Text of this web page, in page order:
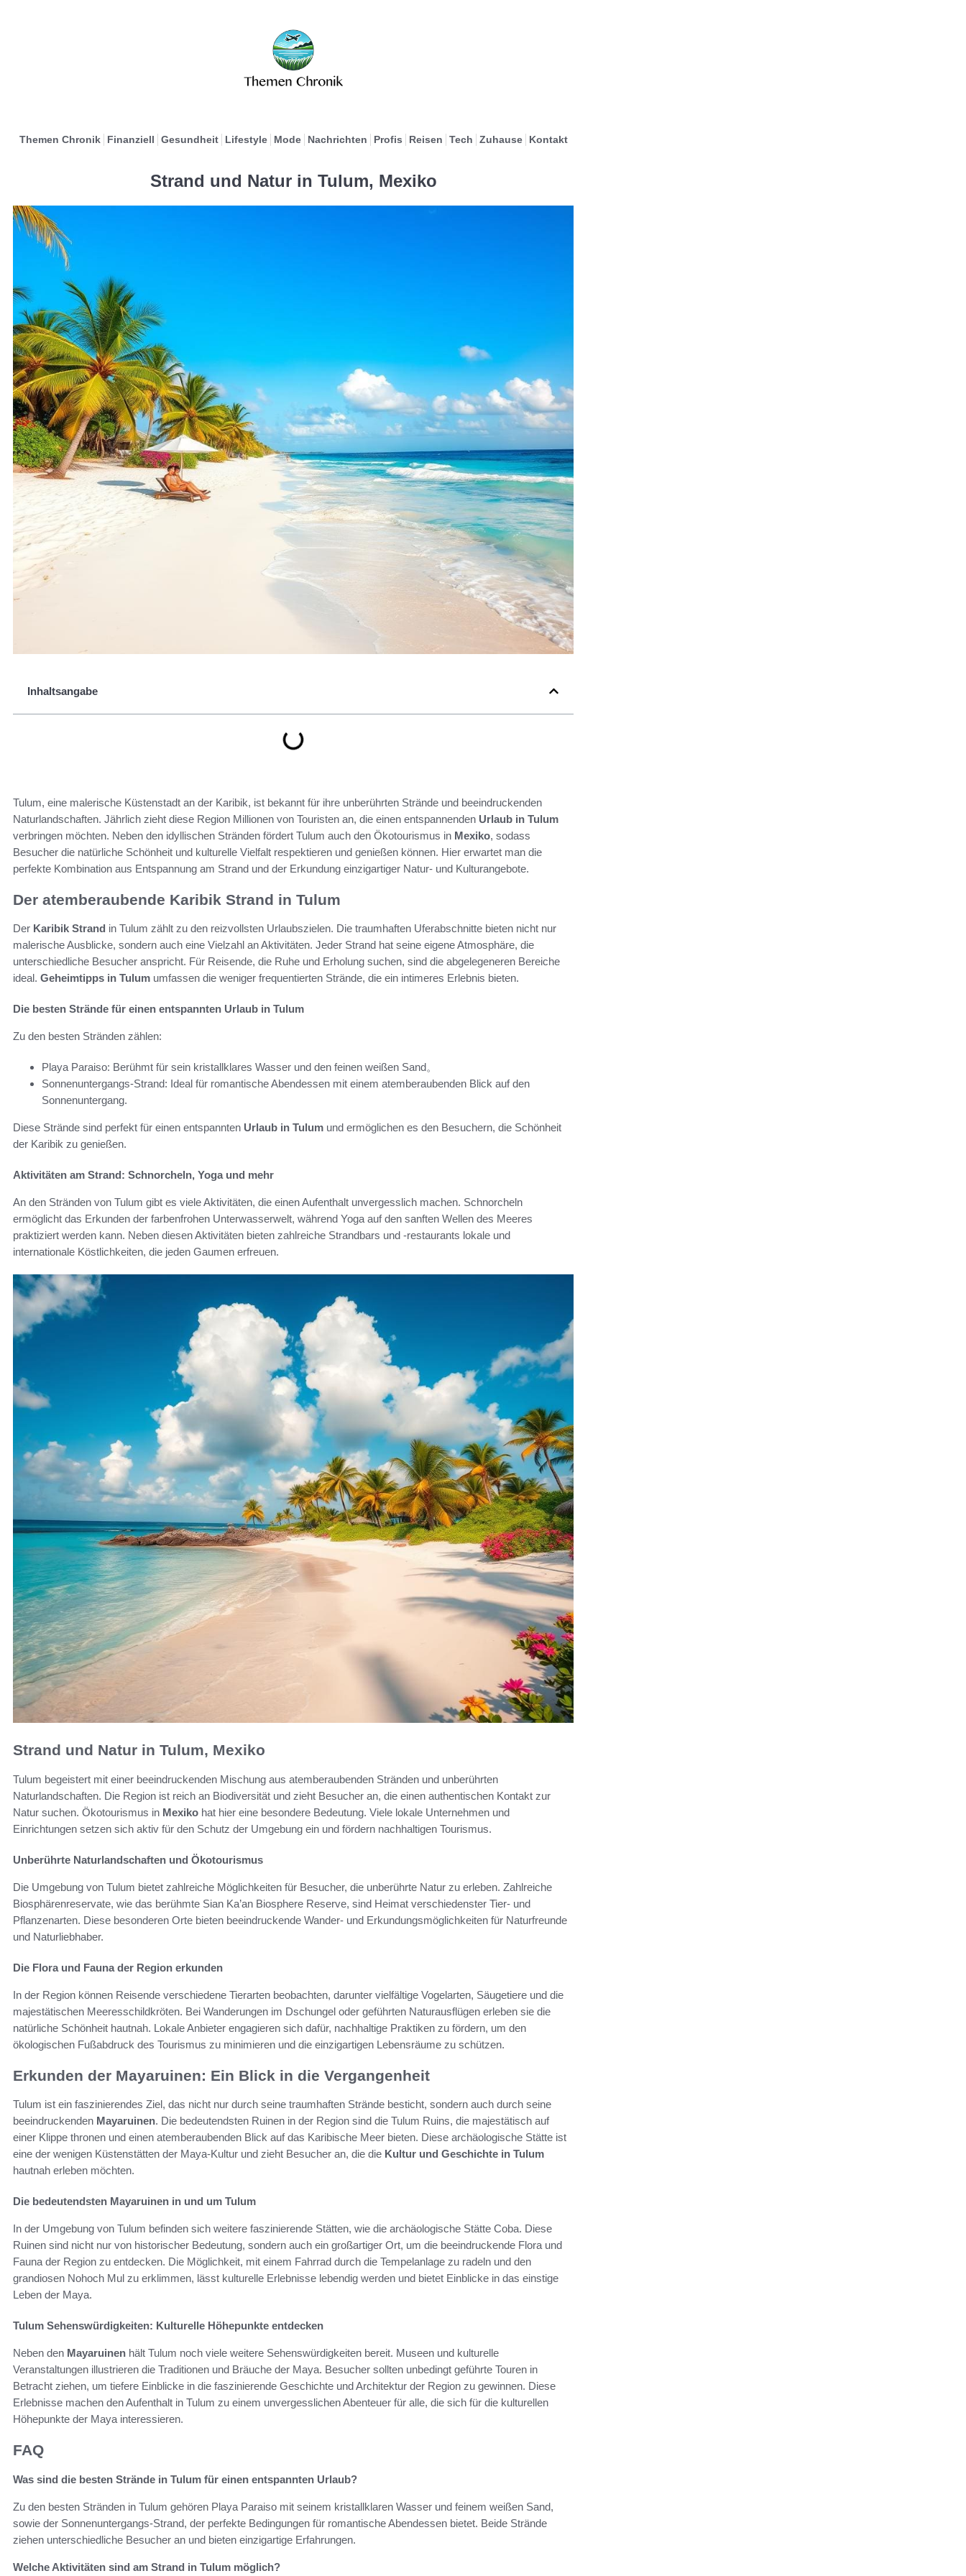
Themen Chronik Finanziell Gesundheit Lifestyle Mode Nachrichten Profis Reisen Tech Zuhause Kontakt
Strand und Natur in Tulum, Mexiko
Inhaltsangabe
Tulum, eine malerische Küstenstadt an der Karibik, ist bekannt für ihre unberührten Strände und beeindruckenden
Naturlandschaften. Jährlich zieht diese Region Millionen von Touristen an, die einen entspannenden Urlaub in Tulum
verbringen möchten. Neben den idyllischen Stränden fördert Tulum auch den Ökotourismus in Mexiko, sodass
Besucher die natürliche Schönheit und kulturelle Vielfalt respektieren und genießen können. Hier erwartet man die
perfekte Kombination aus Entspannung am Strand und der Erkundung einzigartiger Natur- und Kulturangebote.
Der atemberaubende Karibik Strand in Tulum
Der Karibik Strand in Tulum zählt zu den reizvollsten Urlaubszielen. Die traumhaften Uferabschnitte bieten nicht nur
malerische Ausblicke, sondern auch eine Vielzahl an Aktivitäten. Jeder Strand hat seine eigene Atmosphäre, die
unterschiedliche Besucher anspricht. Für Reisende, die Ruhe und Erholung suchen, sind die abgelegeneren Bereiche
ideal. Geheimtipps in Tulum umfassen die weniger frequentierten Strände, die ein intimeres Erlebnis bieten.
Die besten Strände für einen entspannten Urlaub in Tulum
Zu den besten Stränden zählen:
Playa Paraiso: Berühmt für sein kristallklares Wasser und den feinen weißen Sand。
Sonnenuntergangs-Strand: Ideal für romantische Abendessen mit einem atemberaubenden Blick auf den
Sonnenuntergang.
Diese Strände sind perfekt für einen entspannten Urlaub in Tulum und ermöglichen es den Besuchern, die Schönheit
der Karibik zu genießen.
Aktivitäten am Strand: Schnorcheln, Yoga und mehr
An den Stränden von Tulum gibt es viele Aktivitäten, die einen Aufenthalt unvergesslich machen. Schnorcheln
ermöglicht das Erkunden der farbenfrohen Unterwasserwelt, während Yoga auf den sanften Wellen des Meeres
praktiziert werden kann. Neben diesen Aktivitäten bieten zahlreiche Strandbars und -restaurants lokale und
internationale Köstlichkeiten, die jeden Gaumen erfreuen.
Strand und Natur in Tulum, Mexiko
Tulum begeistert mit einer beeindruckenden Mischung aus atemberaubenden Stränden und unberührten
Naturlandschaften. Die Region ist reich an Biodiversität und zieht Besucher an, die einen authentischen Kontakt zur
Natur suchen. Ökotourismus in Mexiko hat hier eine besondere Bedeutung. Viele lokale Unternehmen und
Einrichtungen setzen sich aktiv für den Schutz der Umgebung ein und fördern nachhaltigen Tourismus.
Unberührte Naturlandschaften und Ökotourismus
Die Umgebung von Tulum bietet zahlreiche Möglichkeiten für Besucher, die unberührte Natur zu erleben. Zahlreiche
Biosphärenreservate, wie das berühmte Sian Ka’an Biosphere Reserve, sind Heimat verschiedenster Tier- und
Pflanzenarten. Diese besonderen Orte bieten beeindruckende Wander- und Erkundungsmöglichkeiten für Naturfreunde
und Naturliebhaber.
Die Flora und Fauna der Region erkunden
In der Region können Reisende verschiedene Tierarten beobachten, darunter vielfältige Vogelarten, Säugetiere und die
majestätischen Meeresschildkröten. Bei Wanderungen im Dschungel oder geführten Naturausflügen erleben sie die
natürliche Schönheit hautnah. Lokale Anbieter engagieren sich dafür, nachhaltige Praktiken zu fördern, um den
ökologischen Fußabdruck des Tourismus zu minimieren und die einzigartigen Lebensräume zu schützen.
Erkunden der Mayaruinen: Ein Blick in die Vergangenheit
Tulum ist ein faszinierendes Ziel, das nicht nur durch seine traumhaften Strände besticht, sondern auch durch seine
beeindruckenden Mayaruinen. Die bedeutendsten Ruinen in der Region sind die Tulum Ruins, die majestätisch auf
einer Klippe thronen und einen atemberaubenden Blick auf das Karibische Meer bieten. Diese archäologische Stätte ist
eine der wenigen Küstenstätten der Maya-Kultur und zieht Besucher an, die die Kultur und Geschichte in Tulum
hautnah erleben möchten.
Die bedeutendsten Mayaruinen in und um Tulum
In der Umgebung von Tulum befinden sich weitere faszinierende Stätten, wie die archäologische Stätte Coba. Diese
Ruinen sind nicht nur von historischer Bedeutung, sondern auch ein großartiger Ort, um die beeindruckende Flora und
Fauna der Region zu entdecken. Die Möglichkeit, mit einem Fahrrad durch die Tempelanlage zu radeln und den
grandiosen Nohoch Mul zu erklimmen, lässt kulturelle Erlebnisse lebendig werden und bietet Einblicke in das einstige
Leben der Maya.
Tulum Sehenswürdigkeiten: Kulturelle Höhepunkte entdecken
Neben den Mayaruinen hält Tulum noch viele weitere Sehenswürdigkeiten bereit. Museen und kulturelle
Veranstaltungen illustrieren die Traditionen und Bräuche der Maya. Besucher sollten unbedingt geführte Touren in
Betracht ziehen, um tiefere Einblicke in die faszinierende Geschichte und Architektur der Region zu gewinnen. Diese
Erlebnisse machen den Aufenthalt in Tulum zu einem unvergesslichen Abenteuer für alle, die sich für die kulturellen
Höhepunkte der Maya interessieren.
FAQ
Was sind die besten Strände in Tulum für einen entspannten Urlaub?
Zu den besten Stränden in Tulum gehören Playa Paraiso mit seinem kristallklaren Wasser und feinem weißen Sand,
sowie der Sonnenuntergangs-Strand, der perfekte Bedingungen für romantische Abendessen bietet. Beide Strände
ziehen unterschiedliche Besucher an und bieten einzigartige Erfahrungen.
Welche Aktivitäten sind am Strand in Tulum möglich?